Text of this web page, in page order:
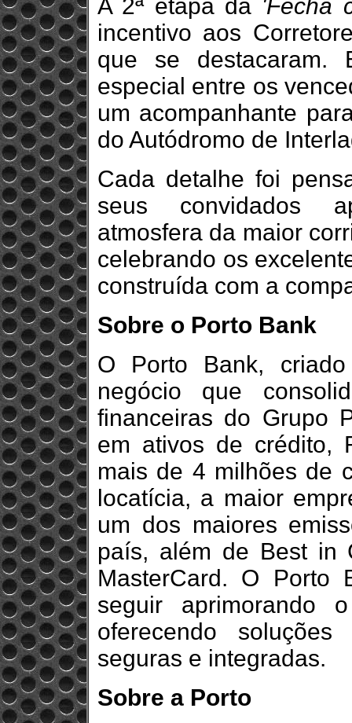
A 2ª etapa da 'Fecha
incentivo aos
que se destacaram.
especial entre os
um acompanhante
do Autódromo de
Cada detalhe foi
seus convidados
atmosfera da maior
celebrando os
construída com a
Sobre o Porto Bank
O Porto Bank,
negócio que
financeiras do Grupo
em ativos de crédito,
mais de 4 milhões de
locatícia, a maior
um dos maiores
país, além de Best in
MasterCard. O Porto
seguir aprimorando
oferecendo
seguras e integradas.
Sobre a Porto